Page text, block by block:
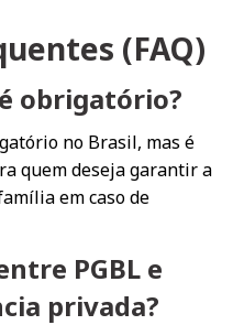
(FAQ)
obrigatório?
no Brasil, mas é
quem deseja garantir a
em caso de
PGBL e
privada?